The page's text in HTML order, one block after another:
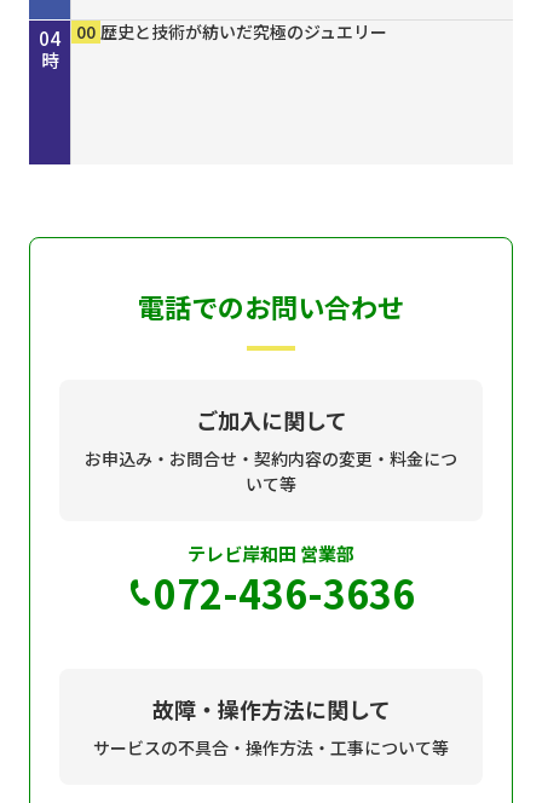
22
時
23
時
00
時
01
時
02
時
03
時
04
時
00 きしわだネイチャー探訪 ＃１６８
30 地車かわら版
00 Ｄａｙ Ｔｒｉｐｐｅｒ ＃７９
15 歴史街道 ＃４４８ 丹波と京を結んだ“川の街
30 ＧＯ！ＧＯ！関ガールＮＥＸＴ
45 オリックス・バファローズが好きやねん！８／８
50 しまねＦｕｔｕｒｅ２０３０
00 ホトケ女史のぶらりまいり 「郡山八幡神社」編
15 歴史街道 ＃４４８ 丹波と京を結んだ“川の街
30 地車かわら版
00 誰でも簡単にオシャレネイル HOMEI
00 歴史と技術が紡いだ究極のジュエリー
00 歴史と技術が紡いだ究極のジュエリー
00 歴史と技術が紡いだ究極のジュエリー
電話でのお問い合わせ
ご加入に関して
お申込み・お問合せ・契約内容の変更・料金につ
いて等
テレビ岸和田 営業部
072-436-3636
故障・操作方法に関して
サービスの不具合・操作方法・工事について等